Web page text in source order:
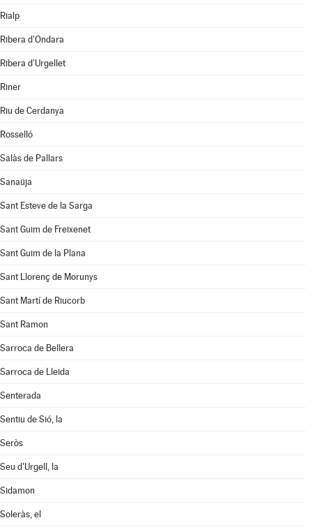
Rialp
Ribera d'Ondara
Ribera d'Urgellet
Riner
Riu de Cerdanya
Rosselló
Salàs de Pallars
Sanaüja
Sant Esteve de la Sarga
Sant Guim de Freixenet
Sant Guim de la Plana
Sant Llorenç de Morunys
Sant Martí de Riucorb
Sant Ramon
Sarroca de Bellera
Sarroca de Lleida
Senterada
Sentiu de Sió, la
Seròs
Seu d'Urgell, la
Sidamon
Soleràs, el